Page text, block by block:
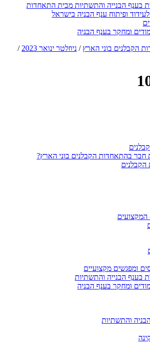
בענף הבנייה והתשתיות מבית התאחדות
ופיתוח ענף הבניה בישראל
ומחקר בענף הבניה
הקבלנים בוני הארץ / ניוזלטר ינואר 2023
/
חבר בהתאחדות הקבלנים בוני הארץ?
הקבלנים
המקצועים
ומפגשים מקצועיים
בענף הבנייה והתשתיות
ומחקר בענף הבניה
והתשתיות